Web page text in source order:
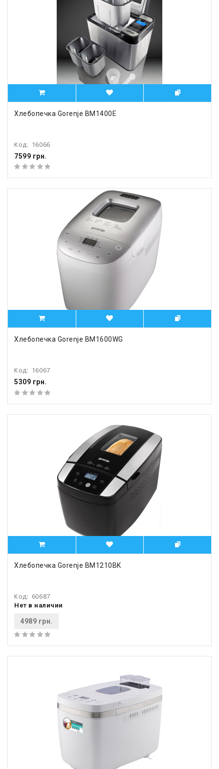
Хлебопечка Gorenje BM1400E
Код: 16066
7599 грн.
Хлебопечка Gorenje BM1600WG
Код: 16067
5309 грн.
Хлебопечка Gorenje BM1210BK
Код: 60687
Нет в наличии
4989 грн.